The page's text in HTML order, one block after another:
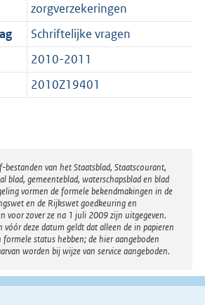
zorgverzekeringen
Schriftelijke vragen
2010-2011
2010Z19401
bestanden van het Staatsblad, Staatscourant,
blad, gemeenteblad, waterschapsblad en blad
vormen de formele bekendmakingen in de
en de Rijkswet goedkeuring en
voor zover ze na 1 juli 2009 zijn uitgegeven.
vóór deze datum geldt dat alleen de in papieren
status hebben; de hier aangeboden
worden bij wijze van service aangeboden.